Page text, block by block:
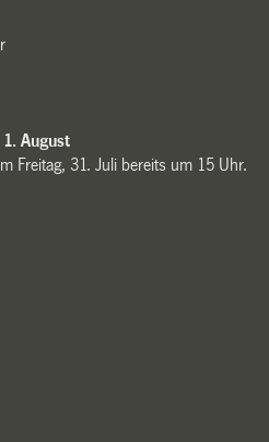
August
Freitag, 31. Juli bereits um 15 Uhr.